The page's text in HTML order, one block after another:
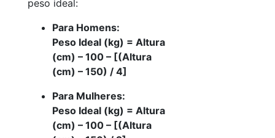
peso ideal:
Para Homens:
Peso Ideal (kg) = Altura
(cm) – 100 – [(Altura
(cm) – 150) / 4]
Para Mulheres:
Peso Ideal (kg) = Altura
(cm) – 100 – [(Altura